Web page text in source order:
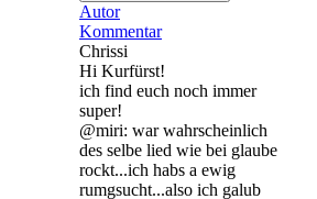
Autor
Kommentar
Chrissi
Hi Kurfürst!
ich find euch noch immer
super!
@miri: war wahrscheinlich
des selbe lied wie bei glaube
rockt...ich habs a ewig
rumgsucht...also ich galub